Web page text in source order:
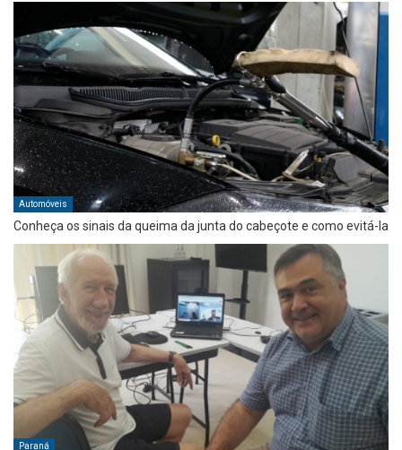
Automóveis
Conheça os sinais da queima da junta do cabeçote e como evitá-la
Paraná